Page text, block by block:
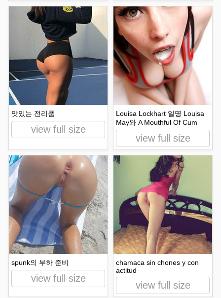
맛있는 전리품
view full size
Louisa Lockhart 일명 Louisa
May와 A Mouthful Of Cum
view full size
spunk의 부하 준비
view full size
chamaca sin chones y con
actitud
view full size